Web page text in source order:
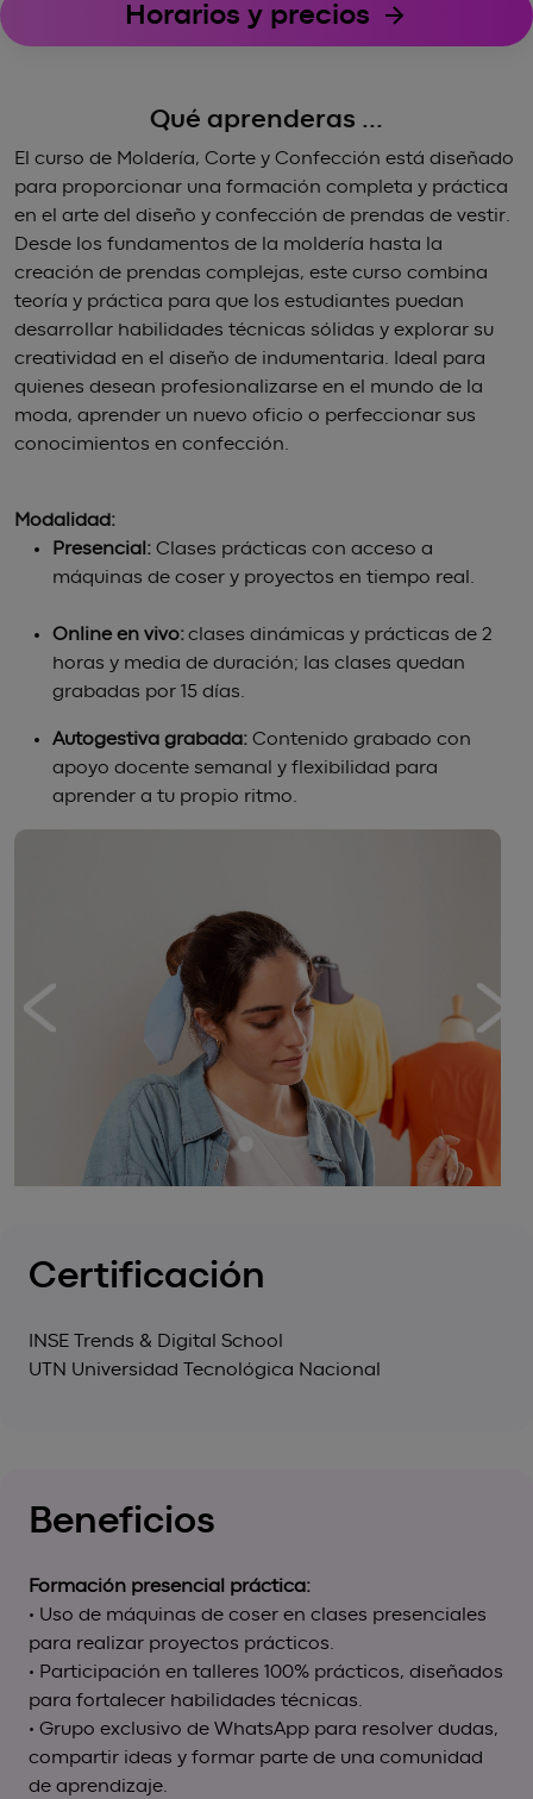
Horarios y precios
Qué aprenderas ...
El curso de Moldería, Corte y Confección está diseñado
para proporcionar una formación completa y práctica
en el arte del diseño y confección de prendas de vestir.
Desde los fundamentos de la moldería hasta la
creación de prendas complejas, este curso combina
teoría y práctica para que los estudiantes puedan
desarrollar habilidades técnicas sólidas y explorar su
creatividad en el diseño de indumentaria. Ideal para
quienes desean profesionalizarse en el mundo de la
moda, aprender un nuevo oficio o perfeccionar sus
conocimientos en confección.
Modalidad:
Presencial: Clases prácticas con acceso a
máquinas de coser y proyectos en tiempo real.
Online en vivo:clases dinámicas y prácticas de 2
horas y media de duración; las clases quedan
grabadas por 15 días.
Autogestiva grabada: Contenido grabado con
apoyo docente semanal y flexibilidad para
aprender a tu propio ritmo.
Certificación
INSE Trends & Digital School
UTN Universidad Tecnológica Nacional
Beneficios
Formación presencial práctica:
• Uso de máquinas de coser en clases presenciales
para realizar proyectos prácticos.
• Participación en talleres 100% prácticos, diseñados
para fortalecer habilidades técnicas.
• Grupo exclusivo de WhatsApp para resolver dudas,
compartir ideas y formar parte de una comunidad
de aprendizaje.